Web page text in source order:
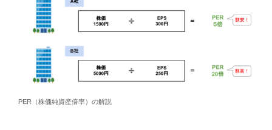
PER（株価純資産倍率）の解説